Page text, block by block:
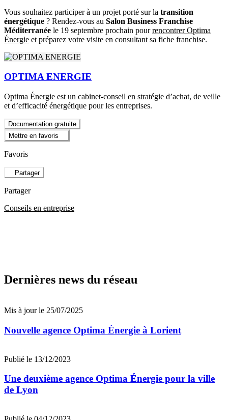
Vous souhaitez participer à un projet porté sur la transition
énergétique ? Rendez-vous au Salon Business Franchise
Méditerranée le 19 septembre prochain pourrencontrer Optima
Énergie et préparez votre visite en consultant sa fiche franchise.
OPTIMA ENERGIE
Optima Énergie est un cabinet-conseil en stratégie d’achat, de veille
et d’efficacité énergétique pour les entreprises.
Documentation gratuite
Mettre en favoris
Favoris
Partager
Partager
Conseils en entreprise
Dernières news du réseau
Mis à jour le 25/07/2025
Nouvelle agence Optima Énergie à Lorient
Publié le 13/12/2023
Une deuxième agence Optima Énergie pour la ville
de Lyon